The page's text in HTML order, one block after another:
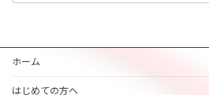
ホーム
はじめての方へ